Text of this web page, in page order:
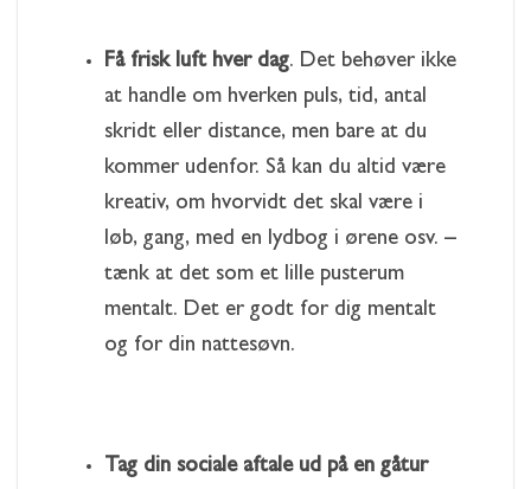
Få frisk luft hver dag. Det behøver ikke
at handle om hverken puls, tid, antal
skridt eller distance, men bare at du
kommer udenfor. Så kan du altid være
kreativ, om hvorvidt det skal være i
løb, gang, med en lydbog i ørene osv. –
tænk at det som et lille pusterum
mentalt. Det er godt for dig mentalt
og for din nattesøvn.
Tag din sociale aftale ud på en gåtur